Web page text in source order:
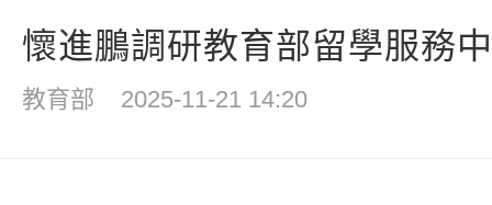
懷進鵬調研教育部留學服務
教育部 2025-11-21 14:20